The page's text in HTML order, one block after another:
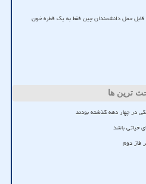
درصدی دستگاه قابل حمل دانشمندان چین فقط به یک قطره خون
ترین ها
در چهار دهه گذشته بودند
حیاتی باشد